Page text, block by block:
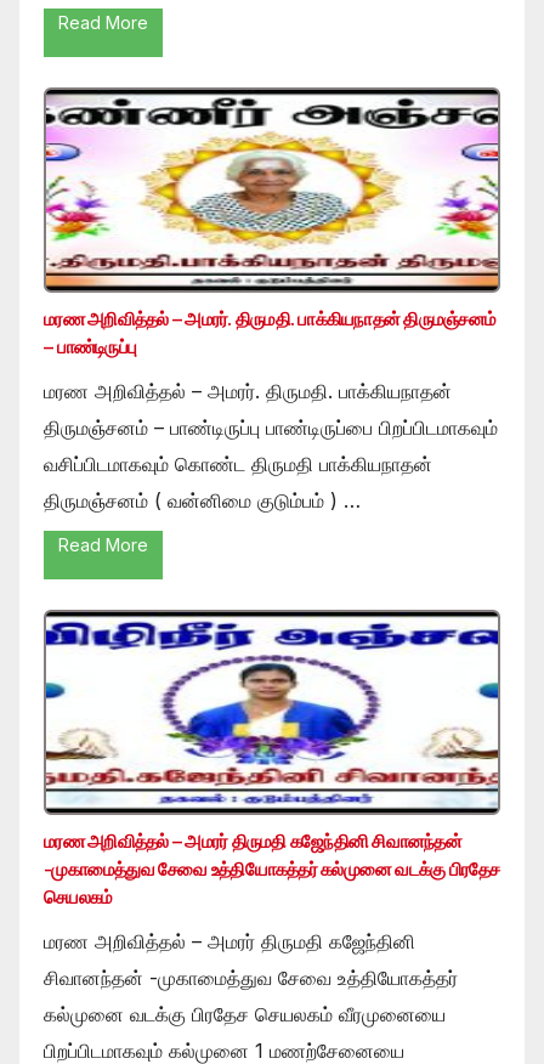
Read More
மரண அறிவித்தல் – அமரர். திருமதி. பாக்கியநாதன் திருமஞ்சனம்
– பாண்டிருப்பு
மரண அறிவித்தல் – அமரர். திருமதி. பாக்கியநாதன்
திருமஞ்சனம் – பாண்டிருப்பு பாண்டிருப்பை பிறப்பிடமாகவும்
வசிப்பிடமாகவும் கொண்ட திருமதி பாக்கியநாதன்
திருமஞ்சனம் ( வன்னிமை குடும்பம் ) …
Read More
மரண அறிவித்தல் – அமரர் திருமதி கஜேந்தினி சிவானந்தன்
-முகாமைத்துவ சேவை உத்தியோகத்தர் கல்முனை வடக்கு பிரதேச
செயலகம்
மரண அறிவித்தல் – அமரர் திருமதி கஜேந்தினி
சிவானந்தன் -முகாமைத்துவ சேவை உத்தியோகத்தர்
கல்முனை வடக்கு பிரதேச செயலகம் வீரமுனையை
பிறப்பிடமாகவும் கல்முனை 1 மணற்சேனையை